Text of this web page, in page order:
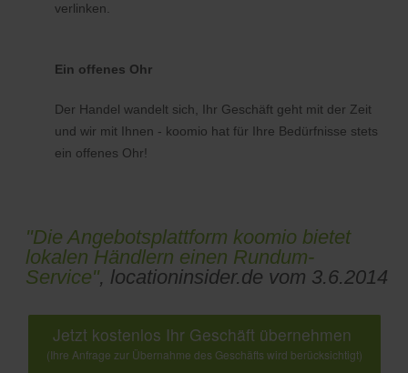
verlinken.
Ein offenes Ohr
Der Handel wandelt sich, Ihr Geschäft geht mit der Zeit
und wir mit Ihnen - koomio hat für Ihre Bedürfnisse stets
ein offenes Ohr!
"Die Angebotsplattform koomio bietet
lokalen Händlern einen Rundum-
Service", locationinsider.de vom 3.6.2014
Jetzt kostenlos Ihr Geschäft übernehmen
(Ihre Anfrage zur Übernahme des Geschäfts wird berücksichtigt)